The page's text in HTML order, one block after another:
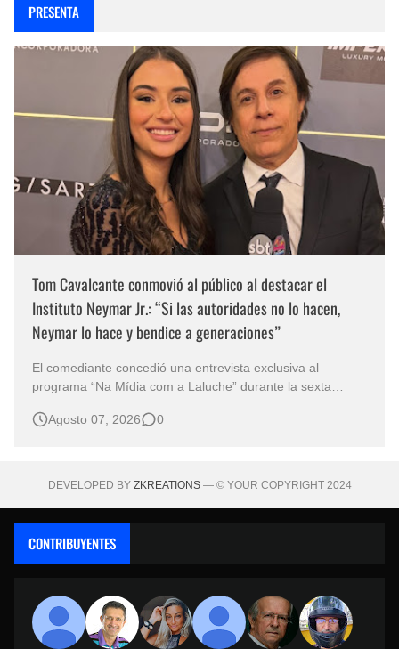
PRESENTA
Tom Cavalcante conmovió al público al destacar el
Instituto Neymar Jr.: “Si las autoridades no lo hacen,
Neymar lo hace y bendice a generaciones”
El comediante concedió una entrevista exclusiva al
programa “Na Mídia com a Laluche” durante la sexta
eventos benéficos más importantes de Brasil. En medio del
Agosto 07, 2026 0
DEVELOPED BY ZKREATIONS— © YOUR COPYRIGHT 2024
CONTRIBUYENTES